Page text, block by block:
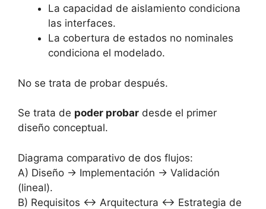
La capacidad de aislamiento condiciona
las interfaces.
La cobertura de estados no nominales
condiciona el modelado.
No se trata de probar después.
Se trata de poder probar desde el primer
diseño conceptual.
Diagrama comparativo de dos flujos:
A) Diseño → Implementación → Validación
(lineal).
B) Requisitos ↔ Arquitectura ↔ Estrategia de